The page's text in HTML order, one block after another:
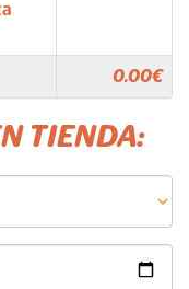
0.00€
TIENDA: